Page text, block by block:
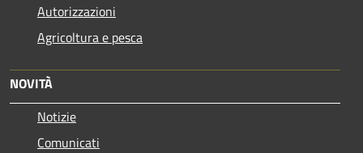
Autorizzazioni
Agricoltura e pesca
NOVITÀ
Notizie
Comunicati